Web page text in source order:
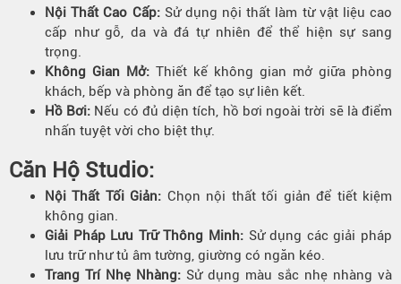
Nội Thất Cao Cấp:Sử dụng nội thất làm từ vật liệu cao
cấp như gỗ, da và đá tự nhiên để thể hiện sự sang
trọng.
Không Gian Mở: Thiết kế không gian mở giữa phòng
khách, bếp và phòng ăn để tạo sự liên kết.
Hồ Bơi: Nếu có đủ diện tích, hồ bơi ngoài trời sẽ là điểm
nhấn tuyệt vời cho biệt thự.
Căn Hộ Studio:
Nội Thất Tối Giản: Chọn nội thất tối giản để tiết kiệm
không gian.
Giải Pháp Lưu Trữ Thông Minh: Sử dụng các giải pháp
lưu trữ như tủ âm tường, giường có ngăn kéo.
Trang Trí Nhẹ Nhàng: Sử dụng màu sắc nhẹ nhàng và